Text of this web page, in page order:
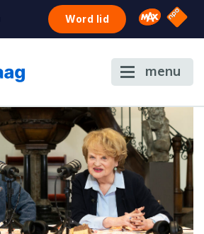
Word lid Omroep
NPO
menu